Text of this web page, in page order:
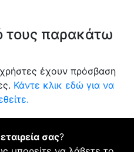
τους παρακάτω
έχουν πρόσβαση
Κάντε κλικ εδώ για να
σας?